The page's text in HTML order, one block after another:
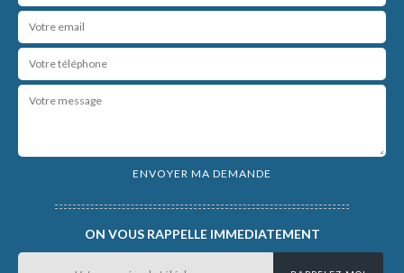
ON VOUS RAPPELLE IMMEDIATEMENT